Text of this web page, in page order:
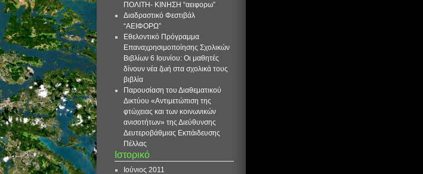
ΠΟΛΙΤΗ- ΚΙΝΗΣΗ “αειφορω”
Διαδραστικό Φεστιβάλ
“ΑΕΙΦΟΡΩ”
Εθελοντικό Πρόγραμμα
Επαναχρησιμοποίησης Σχολικών
Βιβλίων 6 Ιουνίου: Οι μαθητές
δίνουν νέα ζωή στα σχολικά τους
βιβλία
Παρουσίαση του Διαθεματικού
Δικτύου «Αντιμετώπιση της
φτώχειας και των κοινωνικών
ανισοτήτων» της Διεύθυνσης
Δευτεροβάθμιας Εκπάιδευσης
Πέλλας
Ιστορικό
Ιούνιος 2011